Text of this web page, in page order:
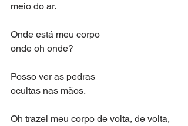
meio do ar.
Onde está meu corpo
onde oh onde?
Posso ver as pedras
ocultas nas mãos.
Oh trazei meu corpo de volta, de volta,